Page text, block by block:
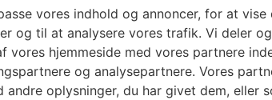
vores indhold og annoncer, for at vise
og til at analysere vores trafik. Vi deler
vores hjemmeside med vores partnere
og analysepartnere. Vores
andre oplysninger, du har givet dem, eller